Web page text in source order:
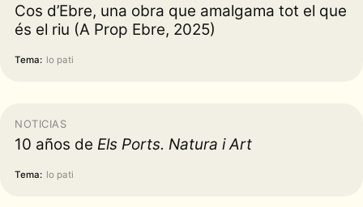
Cos d’Ebre, una obra que amalgama tot el que
és el riu (A Prop Ebre, 2025)
Tema: lo pati
NOTICIAS
10 años de Els Ports. Natura i Art
Tema: lo pati